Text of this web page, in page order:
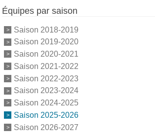
Équipes par saison
Saison 2018-2019
Saison 2019-2020
Saison 2020-2021
Saison 2021-2022
Saison 2022-2023
Saison 2023-2024
Saison 2024-2025
Saison 2025-2026
Saison 2026-2027